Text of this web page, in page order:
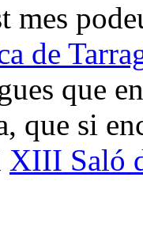
mes
de
que
que si
XIII Saló